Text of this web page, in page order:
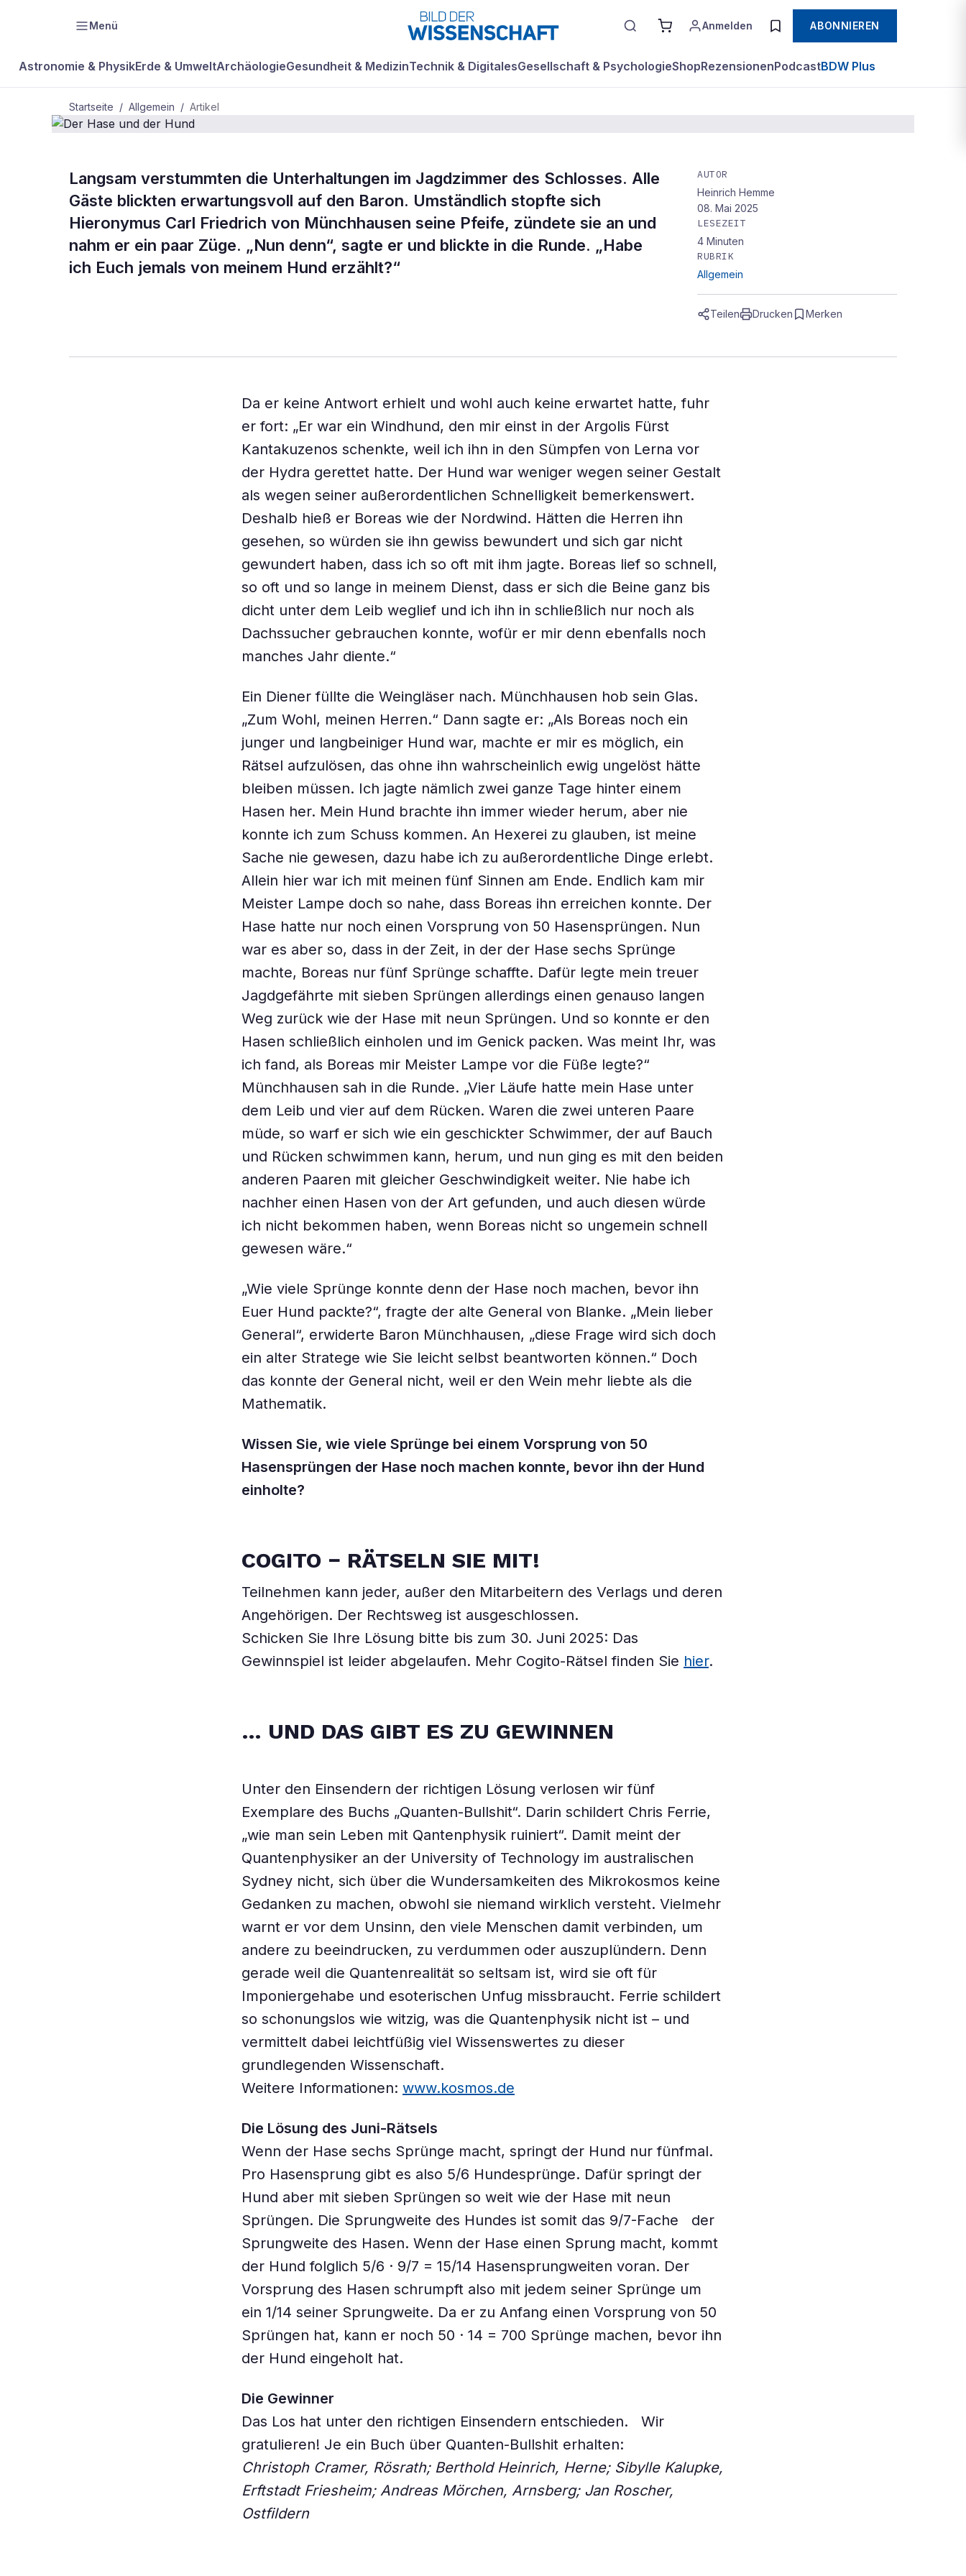
Menü Anmelden ABONNIEREN
Astronomie & PhysikErde & UmweltArchäologieGesundheit & MedizinTechnik & DigitalesGesellschaft & PsychologieShopRezensionenPodcastBDW Plus
Startseite / Allgemein / Artikel
ALLGEMEIN
Der Hase und der
Hund
Langsam verstummten die Unterhaltungen im Jagdzimmer des Schlosses. Alle
Gäste blickten erwartungsvoll auf den Baron. Umständlich stopfte sich
Hieronymus Carl Friedrich von Münchhausen seine Pfeife, zündete sie an und
nahm er ein paar Züge. „Nun denn“, sagte er und blickte in die Runde. ­„Habe
ich Euch jemals von meinem Hund erzählt?“
AUTOR
Heinrich Hemme
08. Mai 2025
LESEZEIT
4 Minuten
RUBRIK
Allgemein
Teilen Drucken Merken
Da er keine Antwort erhielt und wohl auch keine erwartet hatte, fuhr
er fort: „Er war ein Windhund, den mir einst in der Argolis Fürst
Kantakuzenos schenkte, weil ich ihn in den Sümpfen von Lerna vor
der Hydra gerettet hatte. Der Hund war weniger wegen seiner Gestalt
als wegen seiner außerordentlichen Schnelligkeit bemerkenswert.
Deshalb hieß er Boreas wie der Nordwind. Hätten die Herren ihn
gesehen, so würden sie ihn gewiss bewundert und sich gar nicht
gewundert haben, dass ich so oft mit ihm jagte. Boreas lief so schnell,
so oft und so lange in meinem Dienst, dass er sich die Beine ganz bis
dicht unter dem Leib weglief und ich ihn in schließlich nur noch als
Dachssucher gebrauchen konnte, wofür er mir denn ebenfalls noch
manches Jahr diente.“
Ein Diener füllte die Weingläser nach. Münchhausen hob sein Glas.
„Zum Wohl, meinen Herren.“ Dann sagte er: „Als Boreas noch ein
junger und langbeiniger Hund war, machte er mir es möglich, ein
Rätsel aufzulösen, das ohne ihn wahrscheinlich ewig ungelöst hätte
bleiben müssen. Ich jagte nämlich zwei ganze Tage hinter einem
Hasen her. Mein Hund brachte ihn immer wieder herum, aber nie
konnte ich zum Schuss kommen. An Hexerei zu glauben, ist meine
Sache nie gewesen, dazu habe ich zu außerordentliche Dinge erlebt.
Allein hier war ich mit meinen fünf Sinnen am Ende. Endlich kam mir
Meister Lampe doch so nahe, dass Boreas ihn erreichen konnte. Der
Hase hatte nur noch ­einen Vorsprung von 50 Hasensprüngen. Nun
war es aber so, dass in der Zeit, in der der Hase sechs Sprünge
machte, Boreas nur fünf Sprünge schaffte. Dafür legte mein treuer
Jagdgefährte mit sieben Sprüngen allerdings einen genauso ­langen
Weg zurück wie der Hase mit neun Sprüngen. Und so konnte er den
Hasen schließlich einholen und im Genick packen. Was meint Ihr, was
ich fand, als Boreas mir Meister Lampe vor die Füße legte?“
Münchhausen sah in die Runde. „Vier Läufe hatte mein Hase unter
dem Leib und vier auf dem Rücken. Waren die zwei unteren Paare
müde, so warf er sich wie ein geschickter Schwimmer, der auf Bauch
und Rücken schwimmen kann, herum, und nun ging es mit den beiden
anderen Paaren mit gleicher Geschwindigkeit weiter. Nie habe ich
nachher einen Hasen von der Art gefunden, und auch diesen würde
ich nicht bekommen haben, wenn Boreas nicht so ungemein schnell
gewesen wäre.“
„Wie viele Sprünge konnte denn der Hase noch machen, bevor ihn
Euer Hund packte?“, fragte der alte General von Blanke. „Mein lieber
General“, erwiderte Baron Münchhausen, „diese Frage wird sich doch
ein alter Stratege wie Sie leicht selbst beantworten können.“ Doch
das konnte der General nicht, weil er den Wein mehr liebte als die
Mathematik.
Wissen Sie, wie viele Sprünge bei einem Vorsprung von 50
Hasensprüngen der Hase noch machen konnte, bevor ihn der Hund
einholte?
COGITO − RÄTSELN SIE MIT!
Teilnehmen kann jeder, außer den Mitarbeitern des Verlags und deren
Angehörigen. Der Rechtsweg ist ausgeschlossen.
Schicken Sie Ihre Lösung bitte bis zum 30. Juni 2025: Das
Gewinnspiel ist leider abgelaufen. Mehr Cogito-Rätsel finden Sie hier.
… UND DAS GIBT ES ZU GEWINNEN
Unter den Einsendern der richtigen Lösung verlosen wir fünf
Exemplare des Buchs „Quanten-Bullshit“. Darin schildert Chris Ferrie,
„wie man sein Leben mit Qantenphysik ruiniert“. Damit meint der
Quantenphysiker an der University of Technology im australischen
Sydney nicht, sich über die Wundersamkeiten des Mikrokosmos keine
Gedanken zu machen, obwohl sie niemand wirklich versteht. Vielmehr
warnt er vor dem Unsinn, den viele Menschen damit verbinden, um
andere zu beeindrucken, zu verdummen oder auszuplündern. Denn
gerade weil die Quantenrealität so seltsam ist, wird sie oft für
Imponiergehabe und esoterischen Unfug missbraucht. Ferrie schildert
so schonungslos wie witzig, was die Quantenphysik nicht ist – und
vermittelt dabei leichtfüßig viel Wissenswertes zu dieser
grundlegenden Wissenschaft.
Weitere Informationen: www.kosmos.de
Die Lösung des Juni-Rätsels
Wenn der Hase sechs Sprünge macht, springt der Hund nur fünfmal.
Pro Hasensprung gibt es also 5/6 Hundesprünge. Dafür springt der
Hund aber mit sieben Sprüngen so weit wie der Hase mit neun
Sprüngen. Die Sprungweite des Hundes ist somit das 9/7-Fache der
Sprungweite des Hasen. Wenn der Hase einen Sprung macht, kommt
der Hund folglich 5/6 · 9/7 = 15/14 Hasensprungweiten ­voran. Der
Vorsprung des Hasen schrumpft also mit jedem seiner Sprünge um
ein 1/14 seiner Sprungweite. Da er zu Anfang einen Vorsprung von 50
Sprüngen hat, kann er noch 50 · 14 = 700 Sprünge machen, bevor ihn
der Hund eingeholt hat.
Die Gewinner
Das Los hat unter den richtigen Einsendern entschieden. Wir
gratulieren! Je ein Buch über Quanten-Bullshit erhalten:
Christoph Cramer, Rösrath; Berthold Heinrich, Herne; Sibylle Kalupke,
Erftstadt Friesheim; Andreas Mörchen, Arnsberg; Jan Roscher,
Ostfildern